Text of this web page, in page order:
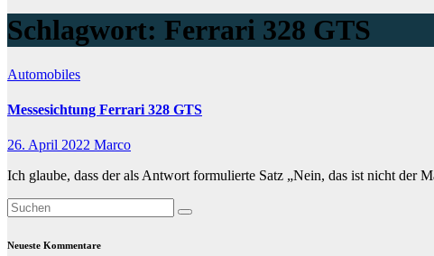
Schlagwort: Ferrari 328 GTS
Automobiles
Messesichtung Ferrari 328 GTS
26. April 2022 Marco
Ich glaube, dass der als Antwort formulierte Satz „Nein, das ist nicht der
Neueste Kommentare